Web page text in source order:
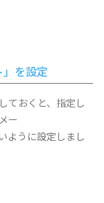
を設定
ておくと、指定し
ー
ように設定しまし